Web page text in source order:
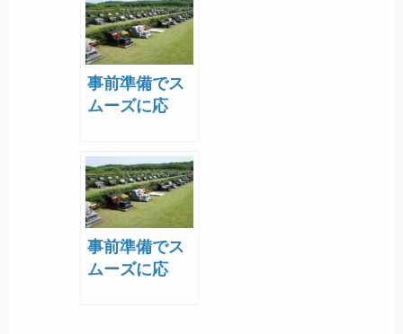
（2025年）度
募集情報を解
説
事前準備でス
ムーズに応
和7年（2025
年）度募集情
報を解説
事前準備でス
ムーズに応